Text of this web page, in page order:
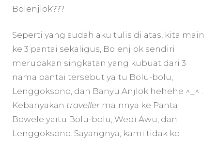
Bolenjlok???
Seperti yang sudah aku tulis di atas, kita main
ke 3 pantai sekaligus, Bolenjlok sendiri
merupakan singkatan yang kubuat dari 3
nama pantai tersebut yaitu Bolu-bolu,
Lenggoksono, dan Banyu Anjlok hehehe ^_^ .
Kebanyakan traveller mainnya ke Pantai
Bowele yaitu Bolu-bolu, Wedi Awu, dan
Lenggoksono. Sayangnya, kami tidak ke